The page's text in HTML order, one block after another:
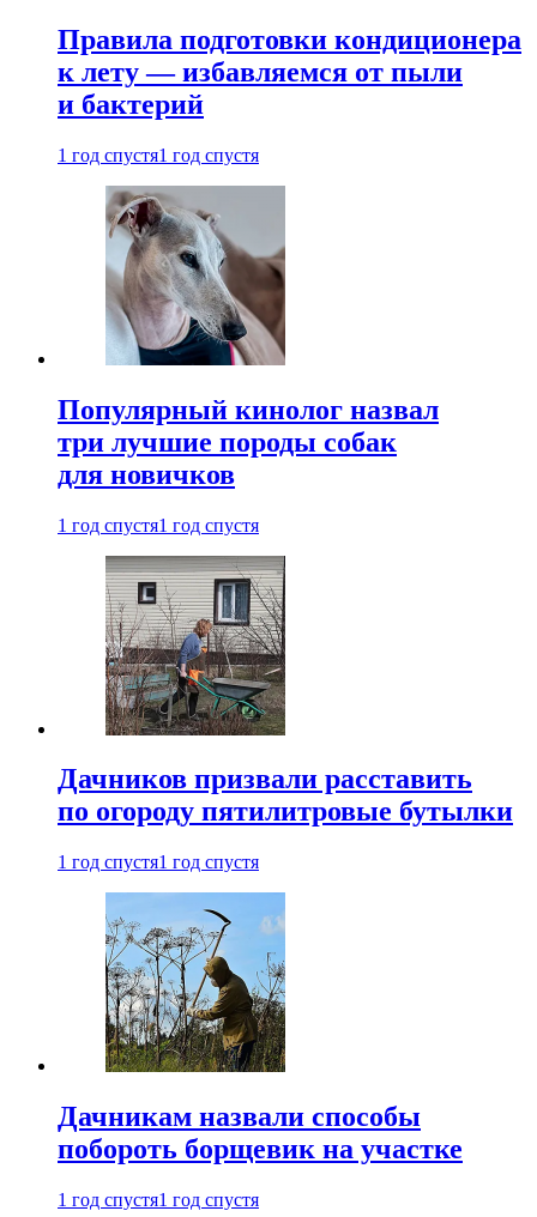
Правила подготовки кондиционера
к лету — избавляемся от пыли
и бактерий
1 год спустя1 год спустя
Популярный кинолог назвал
три лучшие породы собак
для новичков
1 год спустя1 год спустя
Дачников призвали расставить
по огороду пятилитровые бутылки
1 год спустя1 год спустя
Дачникам назвали способы
побороть борщевик на участке
1 год спустя1 год спустя